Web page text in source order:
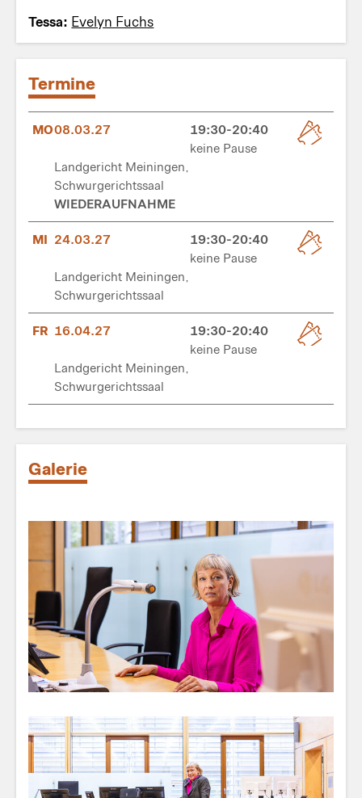
Tessa: Evelyn Fuchs
Termine
MO08.03.27
19:30-20:40
keine Pause
Landgericht Meiningen,
Schwurgerichtssaal
WIEDERAUFNAHME
MI 24.03.27
19:30-20:40
keine Pause
Landgericht Meiningen,
Schwurgerichtssaal
FR 16.04.27
19:30-20:40
keine Pause
Landgericht Meiningen,
Schwurgerichtssaal
Galerie